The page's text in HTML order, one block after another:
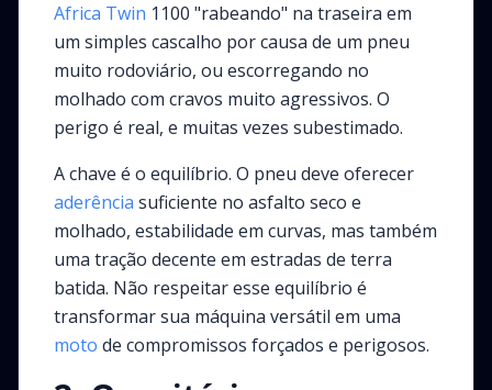
Africa Twin 1100 "rabeando" na traseira em
um simples cascalho por causa de um pneu
muito rodoviário, ou escorregando no
molhado com cravos muito agressivos. O
perigo é real, e muitas vezes subestimado.
A chave é o equilíbrio. O pneu deve oferecer
aderência suficiente no asfalto seco e
molhado, estabilidade em curvas, mas também
uma tração decente em estradas de terra
batida. Não respeitar esse equilíbrio é
transformar sua máquina versátil em uma
moto de compromissos forçados e perigosos.